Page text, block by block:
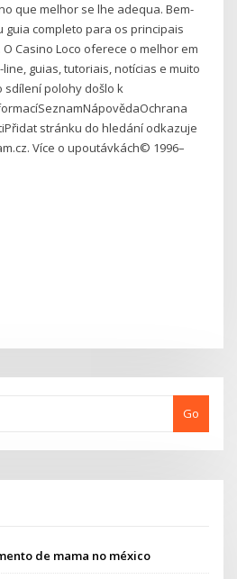
que melhor se lhe adequa. Bem-
guia completo para os principais
Casino Loco oferece o melhor em
guias, tutoriais, notícias e muito
sdílení polohy došlo k
stránku do hledání odkazuje
Více o upoutávkách© 1996–
Go
de mama no méxico